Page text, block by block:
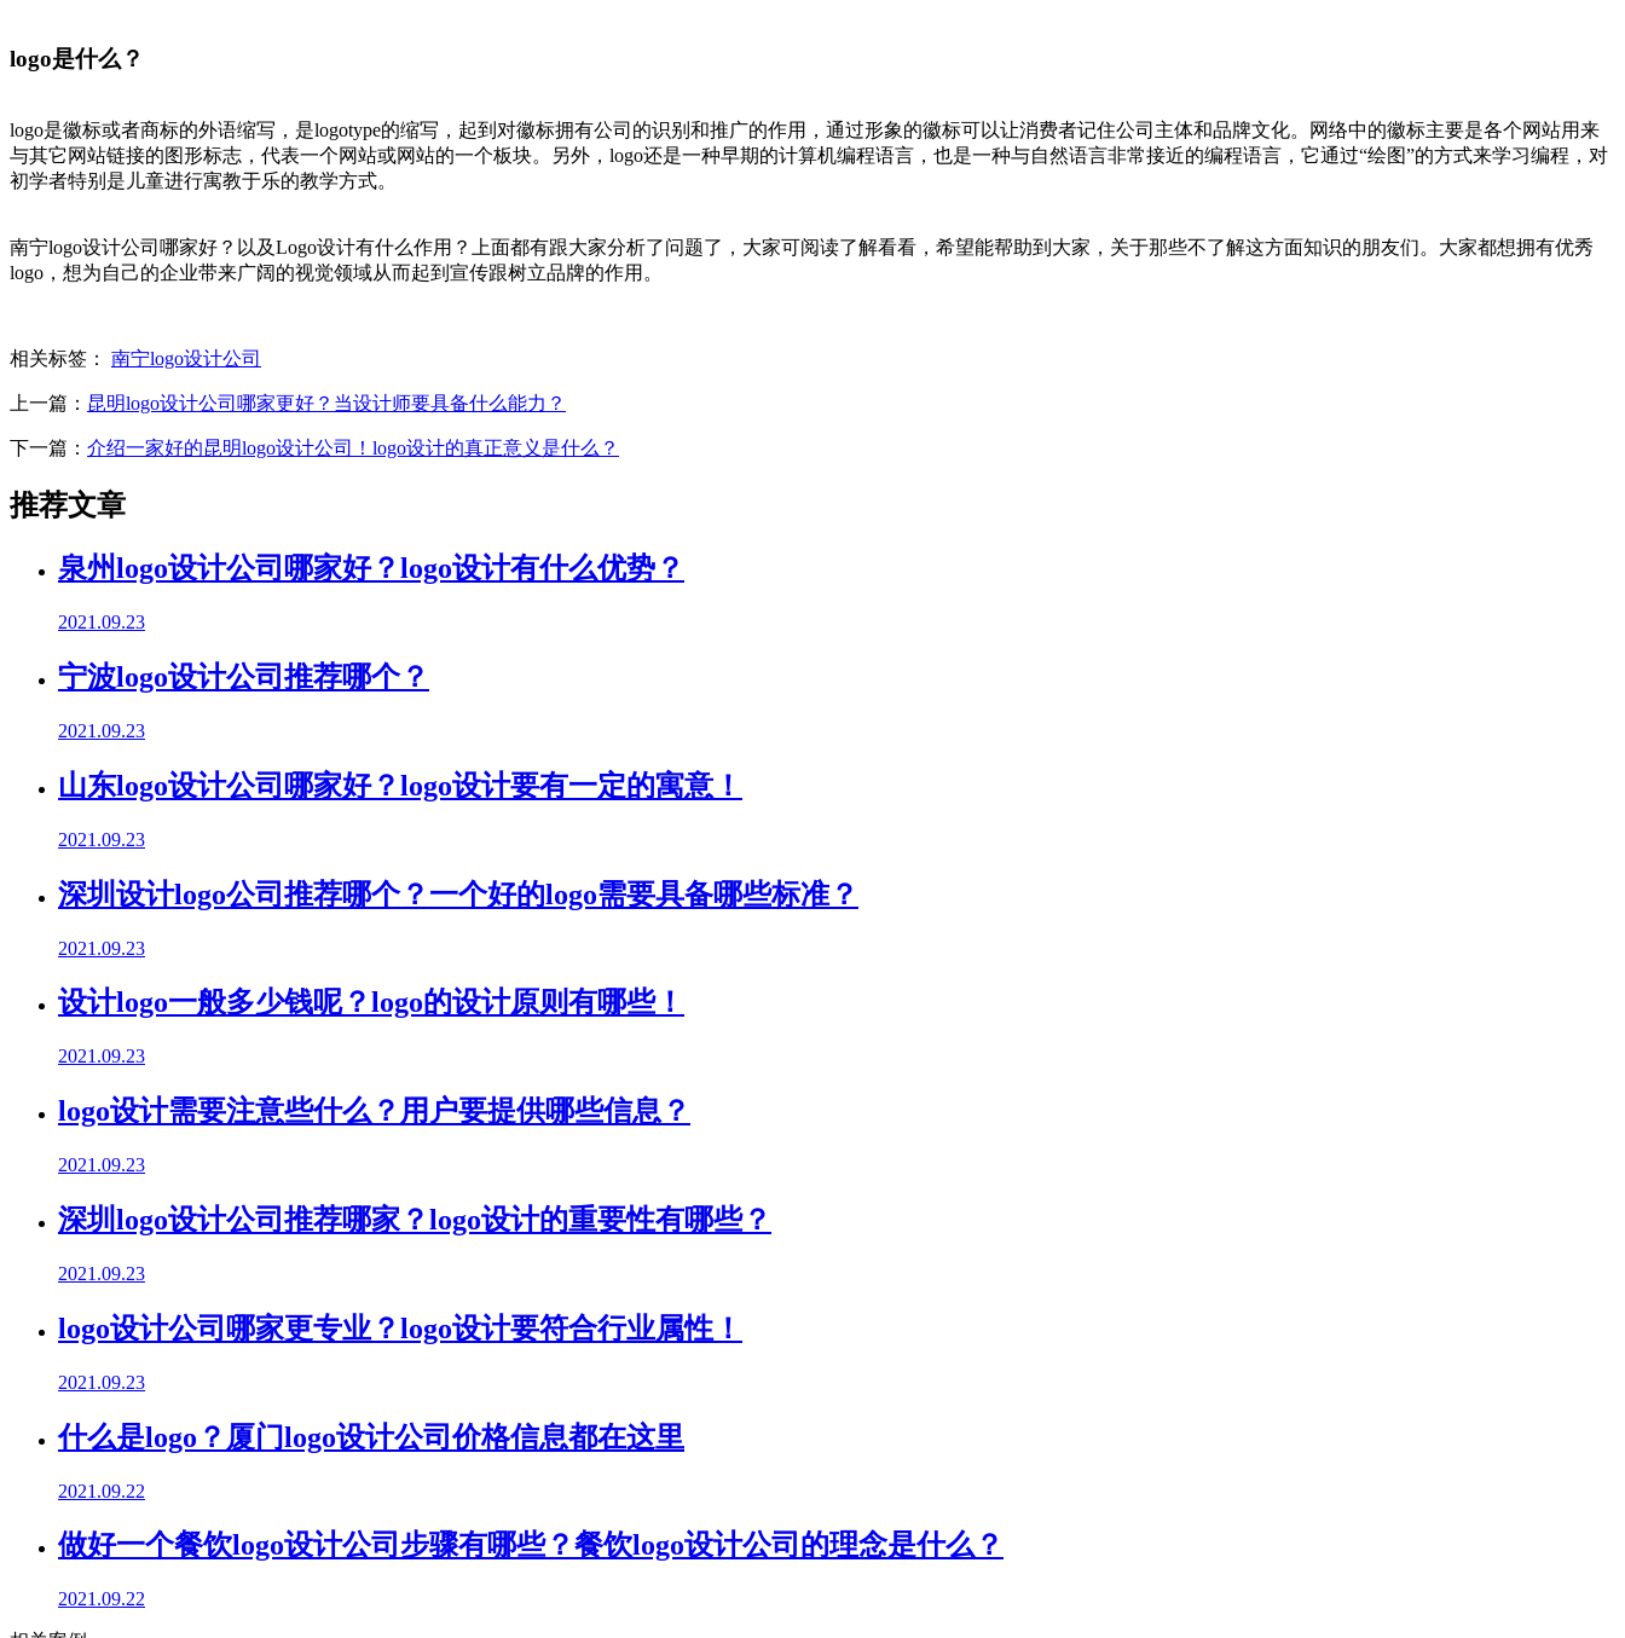
logo是什么？
logo是徽标或者商标的外语缩写，是logotype的缩写，起到对徽标拥有公司的识别和推广的作用，通过形象的徽标可以让消费者记住公司主体和品牌文化。网络中的徽标主要是各个网站用来
与其它网站链接的图形标志，代表一个网站或网站的一个板块。另外，logo还是一种早期的计算机编程语言，也是一种与自然语言非常接近的编程语言，它通过“绘图”的方式来学习编程，对
初学者特别是儿童进行寓教于乐的教学方式。
南宁logo设计公司哪家好？以及Logo设计有什么作用？上面都有跟大家分析了问题了，大家可阅读了解看看，希望能帮助到大家，关于那些不了解这方面知识的朋友们。大家都想拥有优秀
logo，想为自己的企业带来广阔的视觉领域从而起到宣传跟树立品牌的作用。
相关标签： 南宁logo设计公司
上一篇： 昆明logo设计公司哪家更好？当设计师要具备什么能力？
下一篇： 介绍一家好的昆明logo设计公司！logo设计的真正意义是什么？
推荐文章
泉州logo设计公司哪家好？logo设计有什么优势？
2021.09.23
宁波logo设计公司推荐哪个？
2021.09.23
山东logo设计公司哪家好？logo设计要有一定的寓意！
2021.09.23
深圳设计logo公司推荐哪个？一个好的logo需要具备哪些标准？
2021.09.23
设计logo一般多少钱呢？logo的设计原则有哪些！
2021.09.23
logo设计需要注意些什么？用户要提供哪些信息？
2021.09.23
深圳logo设计公司推荐哪家？logo设计的重要性有哪些？
2021.09.23
logo设计公司哪家更专业？logo设计要符合行业属性！
2021.09.23
什么是logo？厦门logo设计公司价格信息都在这里
2021.09.22
做好一个餐饮logo设计公司步骤有哪些？餐饮logo设计公司的理念是什么？
2021.09.22